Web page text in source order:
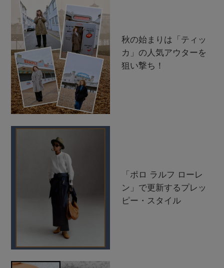
秋の始まりは「ティッ
カ」の人気アウターを
狙い撃ち！
「ポロ ラルフ ローレ
ン」で更新するプレッ
ピー・スタイル